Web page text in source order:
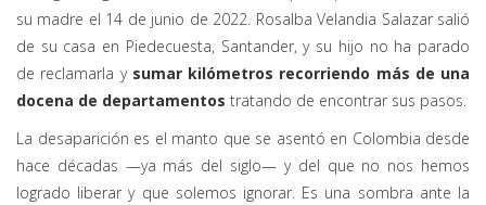
su madre el 14 de junio de 2022. Rosalba Velandia Salazar salió
de su casa en Piedecuesta, Santander, y su hijo no ha parado
de reclamarla y sumar kilómetros recorriendo más de una
docena de departamentos tratando de encontrar sus pasos.
La desaparición es el manto que se asentó en Colombia desde
hace décadas —ya más del siglo— y del que no nos hemos
logrado liberar y que solemos ignorar. Es una sombra ante la